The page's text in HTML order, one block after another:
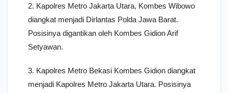
2. Kapolres Metro Jakarta Utara, Kombes Wibowo
diangkat menjadi Dirlantas Polda Jawa Barat.
Posisinya digantikan oleh Kombes Gidion Arif
Setyawan.
3. Kapolres Metro Bekasi Kombes Gidion diangkat
menjadi Kapolres Metro Jakarta Utara. Posisinya